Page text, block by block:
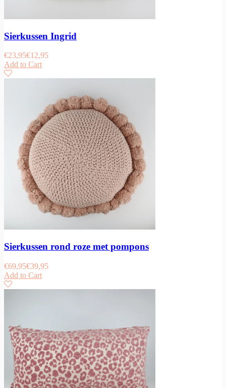
Sierkussen Ingrid
€23,95€12,95
Add to Cart
Sierkussen rond roze met pompons
€69,95€39,95
Add to Cart